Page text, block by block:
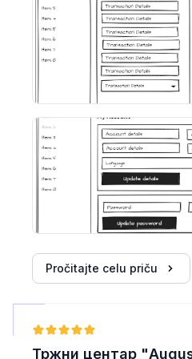
Pročitajte celu priču
Тржни центар